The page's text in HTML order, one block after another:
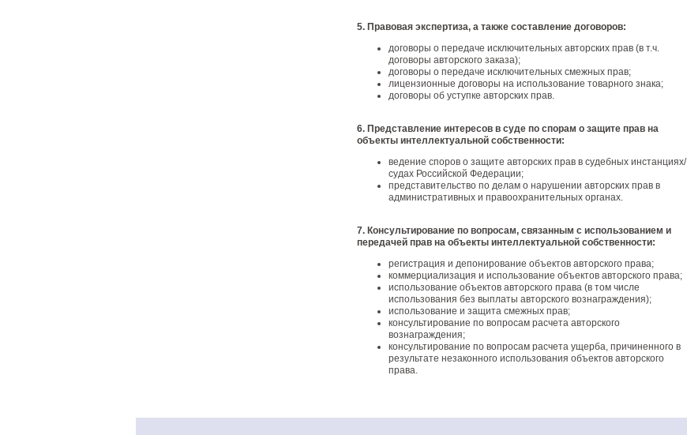
5. Правовая экспертиза, а также составление договоров:
договоры о передаче исключительных авторских прав (в т.ч.
договоры авторского заказа);
договоры о передаче исключительных смежных прав;
лицензионные договоры на использование товарного знака;
договоры об уступке авторских прав.
6. Представление интересов в суде по спорам о защите прав на
объекты интеллектуальной собственности:
ведение споров о защите авторских прав в судебных инстанциях/
судах Российской Федерации;
представительство по делам о нарушении авторских прав в
административных и правоохранительных органах.
7. Консультирование по вопросам, связанным с использованием и
передачей прав на объекты интеллектуальной собственности:
регистрация и депонирование объектов авторского права;
коммерциализация и использование объектов авторского права;
использование объектов авторского права (в том числе
использования без выплаты авторского вознаграждения);
использование и защита смежных прав;
консультирование по вопросам расчета авторского
вознаграждения;
консультирование по вопросам расчета ущерба, причиненного в
результате незаконного использования объектов авторского
права.